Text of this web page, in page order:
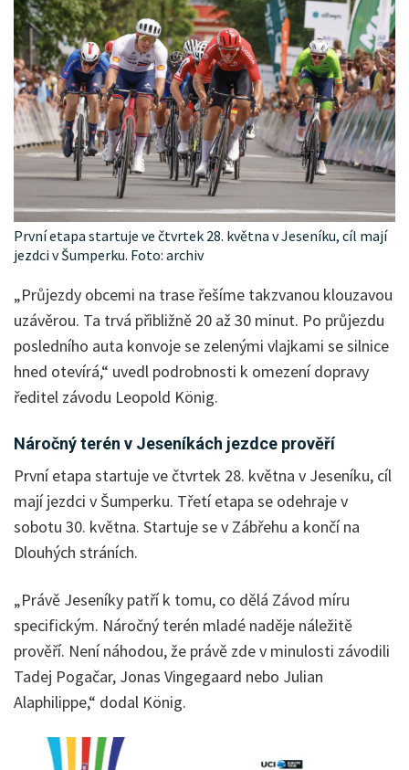
První etapa startuje ve čtvrtek 28. května v Jeseníku, cíl mají
jezdci v Šumperku. Foto: archiv
„Průjezdy obcemi na trase řešíme takzvanou klouzavou
uzávěrou. Ta trvá přibližně 20 až 30 minut. Po průjezdu
posledního auta konvoje se zelenými vlajkami se silnice
hned otevírá,“ uvedl podrobnosti k omezení dopravy
ředitel závodu Leopold König.
Náročný terén v Jeseníkách jezdce prověří
První etapa startuje ve čtvrtek 28. května v Jeseníku, cíl
mají jezdci v Šumperku. Třetí etapa se odehraje v
sobotu 30. května. Startuje se v Zábřehu a končí na
Dlouhých stráních.
„Právě Jeseníky patří k tomu, co dělá Závod míru
specifickým. Náročný terén mladé naděje náležitě
prověří. Není náhodou, že právě zde v minulosti závodili
Tadej Pogačar, Jonas Vingegaard nebo Julian
Alaphilippe,“ dodal König.